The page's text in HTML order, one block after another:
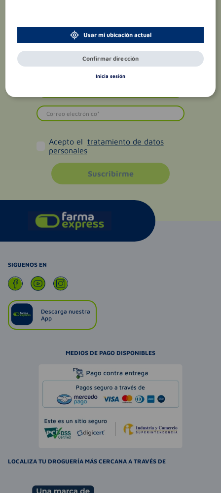
Acepto el tratamiento de datos
personales
Suscribirme
SIGUENOS EN
Descarga nuestra
App
MEDIOS DE PAGO DISPONIBLES
LOCALIZA TU DROGUERÍA MÁS CERCANA A TRAVÉS DE
Usar mi ubicación actual
Confirmar dirección
Inicia sesión